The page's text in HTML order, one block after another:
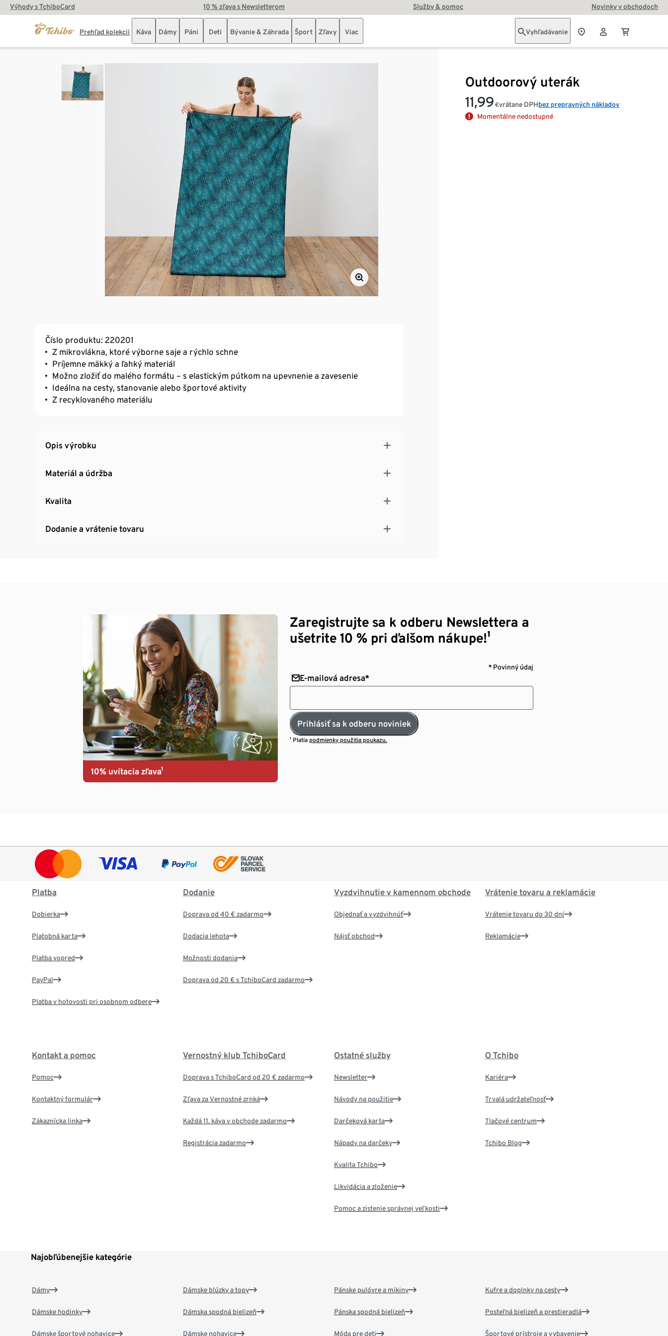
Výhody s TchiboCard 10 % zľava s Newsletterom Služby & pomoc Novinky v obchodoch
Prehľad kolekcií Káva Dámy Páni Deti Bývanie & Záhrada Šport Zľavy Viac Vyhľadávanie
Outdoorový uterák
11,99 €vrátane DPHbez prepravných nákladov
Momentálne nedostupné
Číslo produktu: 220201
Z mikrovlákna, ktoré výborne saje a rýchlo schne
Príjemne mäkký a ľahký materiál
Možno zložiť do malého formátu – s elastickým pútkom na upevnenie a zavesenie
Ideálna na cesty, stanovanie alebo športové aktivity
Z recyklovaného materiálu
Opis výrobku
Materiál a údržba
Kvalita
Dodanie a vrátenie tovaru
10% uvítacia zľava¹
Zaregistrujte sa k odberu Newslettera a
ušetrite 10 % pri ďalšom nákupe!¹
* Povinný údaj
E-mailová adresa*
Prihlásiť sa k odberu noviniek
¹ Platia podmienky použitia poukazu.
Platba
Dobierka
Platobná karta
Platba vopred
PayPal
Platba v hotovosti pri osobnom odbere
Dodanie
Doprava od 40 € zadarmo
Dodacia lehota
Možnosti dodania
Doprava od 20 € s TchiboCard zadarmo
Vyzdvihnutie v kamennom obchode
Objednať a vyzdvihnúť
Nájsť obchod
Vrátenie tovaru a reklamácie
Vrátenie tovaru do 30 dní
Reklamácie
Kontakt a pomoc
Pomoc
Kontaktný formulár
Zákaznícka linka
Vernostný klub TchiboCard
Doprava s TchiboCard od 20 € zadarmo
Zľava za Vernostné zrnká
Každá 11. káva v obchode zadarmo
Registrácia zadarmo
Ostatné služby
Newsletter
Návody na použitie
Darčeková karta
Nápady na darčeky
Kvalita Tchibo
Likvidácia a zloženie
Pomoc a zistenie správnej veľkosti
O Tchibo
Kariéra
Trvalá udržateľnosť
Tlačové centrum
Tchibo Blog
Najobľúbenejšie kategórie
Dámy
Dámske hodinky
Dámske športové nohavice
Dámske blúzky a topy
Dámska spodná bielizeň
Dámske nohavice
Pánske pulóvre a mikiny
Pánska spodná bielizeň
Móda pre deti
Kufre a doplnky na cesty
Posteľná bielizeň a prestieradlá
Športové prístroje a vybavenie